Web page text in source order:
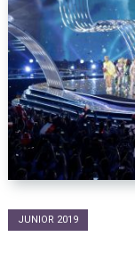
JUNIOR 2019